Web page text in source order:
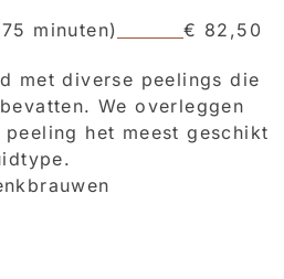
minuten) € 82,50
met diverse peelings die
We overleggen
het meest geschikt